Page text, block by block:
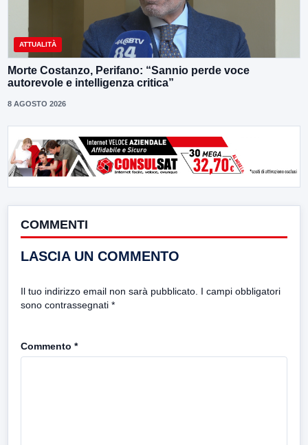
ATTUALITÀ
Morte Costanzo, Perifano: “Sannio perde voce
autorevole e intelligenza critica”
8 AGOSTO 2026
COMMENTI
LASCIA UN COMMENTO
Il tuo indirizzo email non sarà pubblicato. I campi obbligatori
sono contrassegnati *
Commento *